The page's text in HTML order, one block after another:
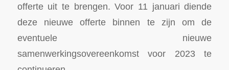
offerte uit te brengen. Voor 11 januari diende
deze nieuwe offerte binnen te zijn om de
eventuele nieuwe
samenwerkingsovereenkomst voor 2023 te